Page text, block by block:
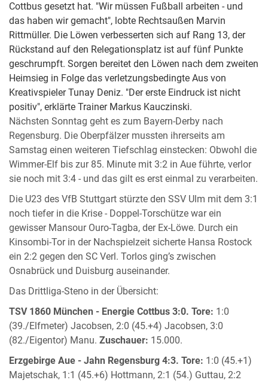
Cottbus gesetzt hat. "Wir müssen Fußball arbeiten - und
das haben wir gemacht", lobte Rechtsaußen Marvin
Rittmüller. Die Löwen verbesserten sich auf Rang 13, der
Rückstand auf den Relegationsplatz ist auf fünf Punkte
geschrumpft. Sorgen bereitet den Löwen nach dem zweiten
Heimsieg in Folge das verletzungsbedingte Aus von
Kreativspieler Tunay Deniz. "Der erste Eindruck ist nicht
positiv", erklärte Trainer Markus Kauczinski.
Nächsten Sonntag geht es zum Bayern-Derby nach
Regensburg. Die Oberpfälzer mussten ihrerseits am
Samstag einen weiteren Tiefschlag einstecken: Obwohl die
Wimmer-Elf bis zur 85. Minute mit 3:2 in Aue führte, verlor
sie noch mit 3:4 - und das gilt es erst einmal zu verarbeiten.
Die U23 des VfB Stuttgart stürzte den SSV Ulm mit dem 3:1
noch tiefer in die Krise - Doppel-Torschütze war ein
gewisser Mansour Ouro-Tagba, der Ex-Löwe. Durch ein
Kinsombi-Tor in der Nachspielzeit sicherte Hansa Rostock
ein 2:2 gegen den SC Verl. Torlos ging’s zwischen
Osnabrück und Duisburg auseinander.
Das Drittliga-Steno in der Übersicht:
TSV 1860 München - Energie Cottbus 3:0. Tore: 1:0
(39./Elfmeter) Jacobsen, 2:0 (45.+4) Jacobsen, 3:0
(82./Eigentor) Manu. Zuschauer: 15.000.
Erzgebirge Aue - Jahn Regensburg 4:3. Tore: 1:0 (45.+1)
Majetschak, 1:1 (45.+6) Hottmann, 2:1 (54.) Guttau, 2:2